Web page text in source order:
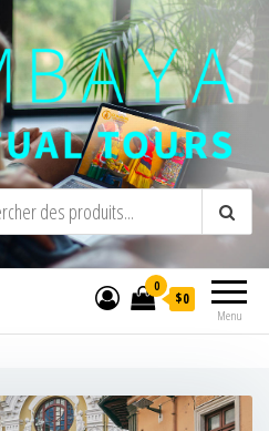
Visites virtuelles interactives en direct
Menu
0
$0